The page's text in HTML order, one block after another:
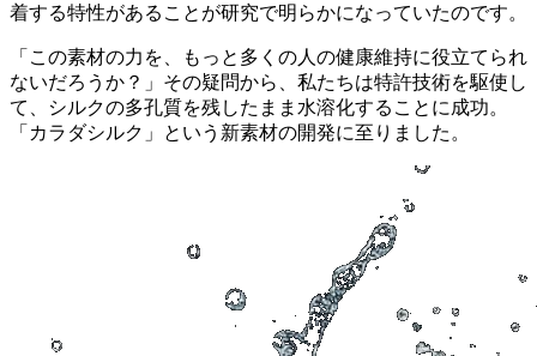
着する特性があることが研究で明らかになっていたのです。
「この素材の力を、もっと多くの人の健康維持に役立てられ
ないだろうか？」その疑問から、私たちは特許技術を駆使し
て、シルクの多孔質を残したまま水溶化することに成功。
「カラダシルク」という新素材の開発に至りました。